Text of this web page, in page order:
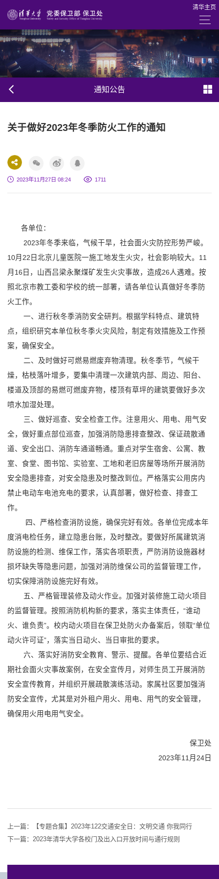
清华主页
通知公告
关于做好2023年冬季防火工作的通知
2023年11月27日 08:24 1711
各单位：
2023年冬季来临，气候干旱，社会面火灾防控形势严峻。
10月 22 日北京儿童医院一施工地发生火灾，社会影响较大。 11
月 16 日，山西吕梁永聚煤矿发生火灾事故，造成26人遇难。按
照北京市教工委和学校的统一部署，请各单位认真做好冬季防
火工作。
一、进行秋冬季消防安全研判。根据学科特点、建筑特
点，组织研究本单位秋冬季火灾风险，制定有效措施及工作预
案，确保安全。
二、及时做好可燃易燃废弃物清理。秋冬季节，气候干
燥，枯枝落叶增多，要集中清理一次建筑内部、周边、阳台、
楼道及顶部的易燃可燃废弃物，楼顶有草坪的建筑要做好多次
喷水加湿处理。
三、做好巡查、安全检查工作。注意用火、用电、用气安
全，做好重点部位巡查，加强消防隐患排查整改、保证疏散通
道、安全出口、消防车通道畅通。重点对学生宿舍、公寓、教
室、食堂、图书馆、实验室、工地和老旧房屋等场所开展消防
安全隐患排查，对安全隐患及时整改到位。严格落实公用房内
禁止电动车电池充电的要求，认真部署，做好检查、排查工
作。
四、严格检查消防设施，确保完好有效。各单位完成本年
度消电检任务，建立隐患台账，及时整改。要做好所属建筑消
防设施的检测、维保工作，落实各项职责，严防消防设施器材
损坏缺失等隐患问题，加强对消防维保公司的监督管理工作，
切实保障消防设施完好有效。
五、严格管理装修及动火作业。加强对装修施工动火项目
的监督管理。按照消防机构新的要求，落实主体责任， “谁动
火、谁负责”。校内动火项目在保卫处防火办备案后，领取“单位
动火许可证”，落实当日动火、当日审批的要求。
六、落实好消防安全教育、警示、提醒。各单位要结合近
期社会面火灾事故案例，在安全宣传月，对师生员工开展消防
安全宣传教育，并组织开展疏散演练活动。家属社区要加强消
防安全宣传，尤其是对外租户用火、用电、用气的安全管理，
确保用火用电用气安全。
保卫处
2023年11 月 24日
上一篇：
【专题合集】2023年122交通安全日：文明交通 你我同行
下一篇： 2023年清华大学各校门及出入口开放时间与通行规则